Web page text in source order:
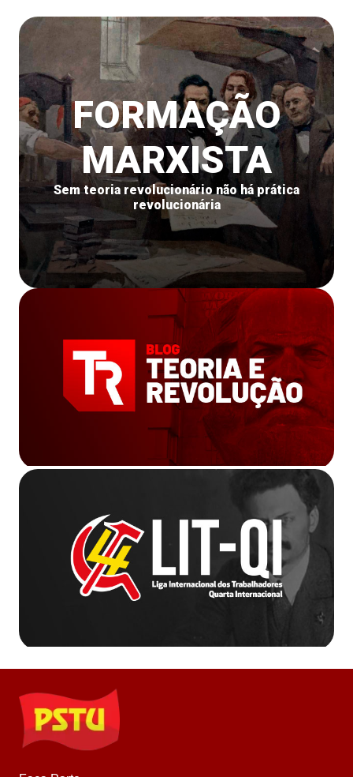
FORMAÇÃO
MARXISTA
Sem teoria revolucionário não há prática
revolucionária